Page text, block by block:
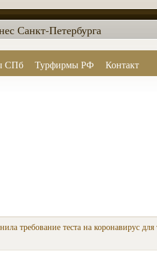
СПб Турфирмы РФ
Контакт
Санкт-Петербурга
требование теста на коронавирус